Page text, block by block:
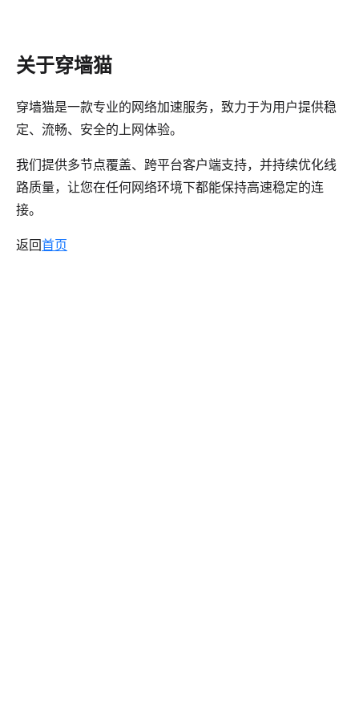
关于穿墙猫
穿墙猫是一款专业的网络加速服务，致力于为用户提供稳
定、流畅、安全的上网体验。
我们提供多节点覆盖、跨平台客户端支持，并持续优化线
路质量，让您在任何网络环境下都能保持高速稳定的连
接。
返回首页